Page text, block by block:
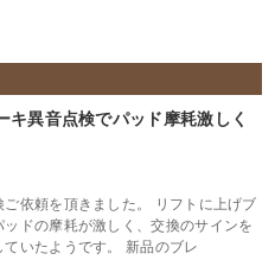
キ異音点検でパッド摩耗激しく
依頼を頂きました。 リフトに上げブ
ドの摩耗が激しく、交換のサインを
いたようです。 新品のブレ